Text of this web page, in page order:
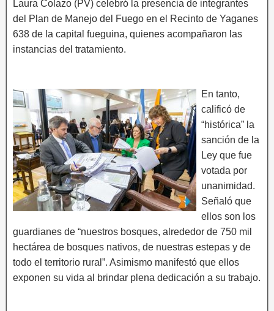
Laura Colazo (PV) celebró la presencia de integrantes
del Plan de Manejo del Fuego en el Recinto de Yaganes
638 de la capital fueguina, quienes acompañaron las
instancias del tratamiento.
En tanto,
calificó de
“histórica” la
sanción de la
Ley que fue
votada por
unanimidad.
Señaló que
ellos son los
guardianes de “nuestros bosques, alrededor de 750 mil
hectárea de bosques nativos, de nuestras estepas y de
todo el territorio rural”. Asimismo manifestó que ellos
exponen su vida al brindar plena dedicación a su trabajo.